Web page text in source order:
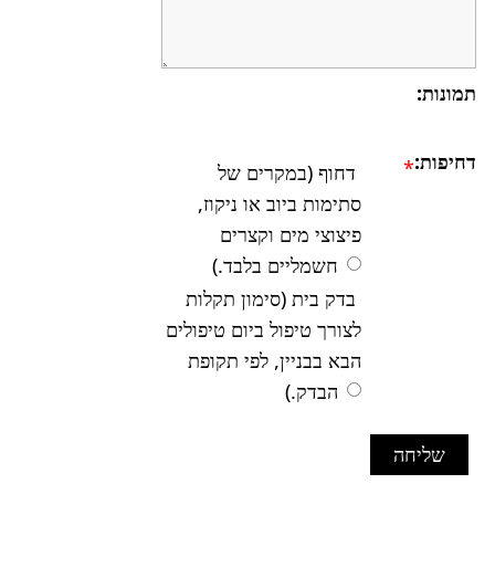
תמונות:
דחיפות:*
דחוף (במקרים של
סתימות ביוב או ניקוז,
פיצוצי מים וקצרים
חשמליים בלבד.)
בדק בית (סימון תקלות
לצורך טיפול ביום טיפולים
הבא בבניין, לפי תקופת
הבדק.)
שליחה